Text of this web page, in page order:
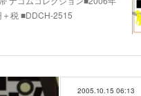
税 ■DDCH-2515
2005.10.15 06:13